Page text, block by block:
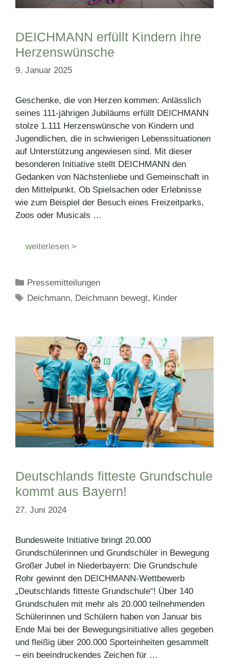
DEICHMANN erfüllt Kindern ihre
Herzenswünsche
9. Januar 2025
Geschenke, die von Herzen kommen: Anlässlich
seines 111-jährigen Jubiläums erfüllt DEICHMANN
stolze 1.111 Herzenswünsche von Kindern und
Jugendlichen, die in schwierigen Lebenssituationen
auf Unterstützung angewiesen sind. Mit dieser
besonderen Initiative stellt DEICHMANN den
Gedanken von Nächstenliebe und Gemeinschaft in
den Mittelpunkt. Ob Spielsachen oder Erlebnisse
wie zum Beispiel der Besuch eines Freizeitparks,
Zoos oder Musicals …
weiterlesen >
Kategorien
Pressemitteilungen
Schlagwörter
Deichmann, Deichmann bewegt, Kinder
Deutschlands fitteste Grundschule
kommt aus Bayern!
27. Juni 2024
Bundesweite Initiative bringt 20.000
Grundschülerinnen und Grundschüler in Bewegung
Großer Jubel in Niederbayern: Die Grundschule
Rohr gewinnt den DEICHMANN-Wettbewerb
„Deutschlands fitteste Grundschule“! Über 140
Grundschulen mit mehr als 20.000 teilnehmenden
Schülerinnen und Schülern haben von Januar bis
Ende Mai bei der Bewegungsinitiative alles gegeben
und fleißig über 200.000 Sporteinheiten gesammelt
– ein beeindruckendes Zeichen für …